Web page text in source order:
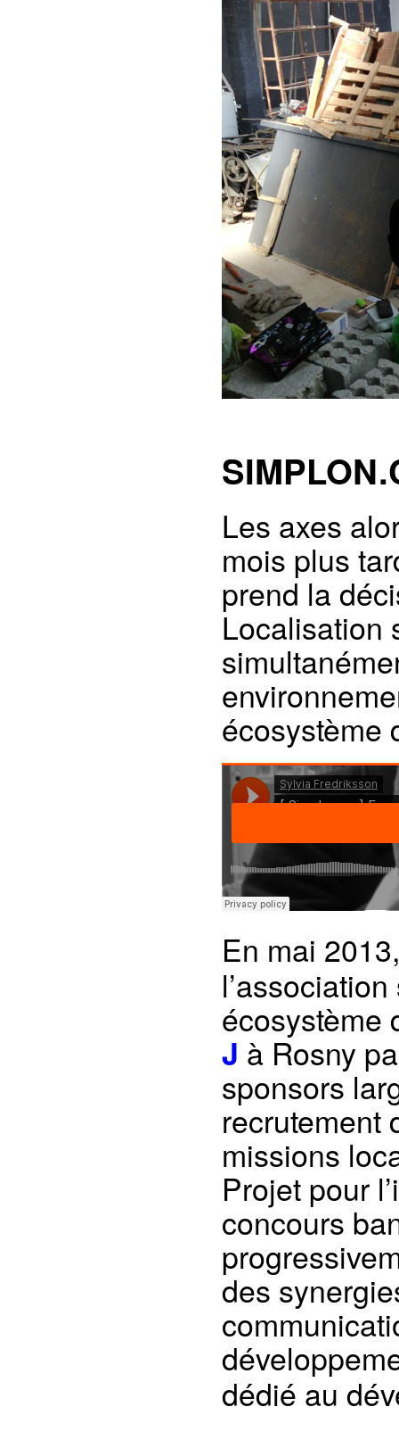
Les axes
mois plus
prend la
Localisation
écosystème
En mai
écosystème
J à Rosny
sponsors
recrutement
missions
Projet pour
concours
des
dédié au